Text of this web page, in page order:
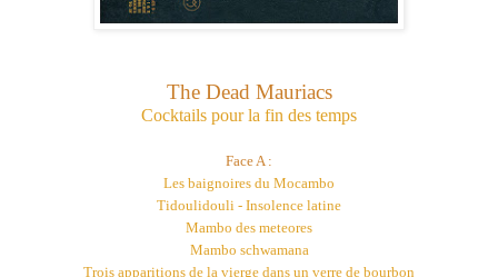
The Dead Mauriacs
Cocktails pour la fin des temps
Face A :
Les baignoires du Mocambo
Tidoulidouli - Insolence latine
Mambo des meteores
Mambo schwamana
Trois apparitions de la vierge dans un verre de bourbon